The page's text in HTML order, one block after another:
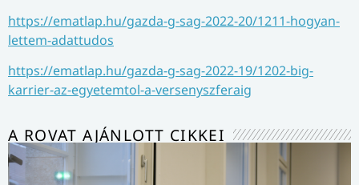
https://ematlap.hu/gazda-g-sag-2022-20/1211-hogyan-
lettem-adattudos
https://ematlap.hu/gazda-g-sag-2022-19/1202-big-
karrier-az-egyetemtol-a-versenyszferaig
A ROVAT AJÁNLOTT CIKKEI